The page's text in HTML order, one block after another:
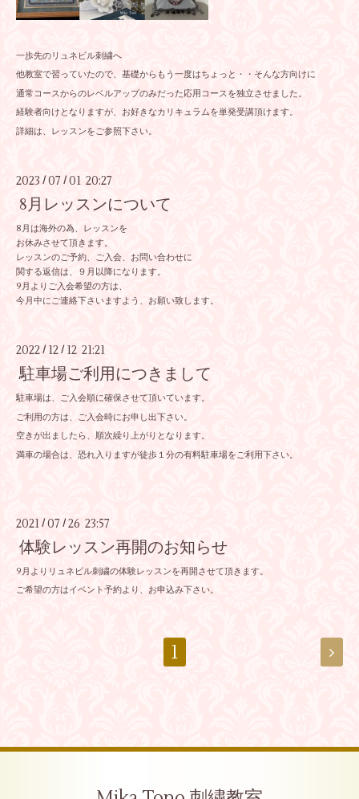
一歩先のリュネビル刺繍へ
他教室で習っていたので、基礎からもう一度はちょっと・・そんな方向けに
通常コースからのレベルアップのみだった応用コースを独立させました。
経験者向けとなりますが、お好きなカリキュラムを単発受講頂けます。
詳細は、レッスンをご参照下さい。
2023 /07 /01 20:27
8月レッスンについて
8月は海外の為、レッスンを
お休みさせて頂きます。
レッスンのご予約、ご入会、お問い合わせに
関する返信は、９月以降になります。
9月よりご入会希望の方は、
今月中にご連絡下さいますよう、お願い致します。
2022 / 12 / 12 21:21
駐車場ご利用につきまして
駐車場は、ご入会順に確保させて頂いています。
ご利用の方は、ご入会時にお申し出下さい。
空きが出ましたら、順次繰り上がりとなります。
満車の場合は、恐れ入りますが徒歩１分の有料駐車場をご利用下さい。
2021 /07 / 26 23:57
体験レッスン再開のお知らせ
9月よりリュネビル刺繍の体験レッスンを再開させて頂きます。
ご希望の方はイベント予約より、お申込み下さい。
1